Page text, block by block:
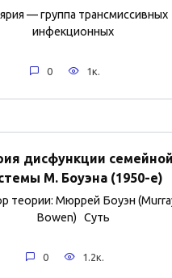
— группа трансмиссивных
инфекционных
0 1к.
дисфункции семейной
М. Боуэна (1950-е)
теории: Мюррей Боуэн
Bowen) Суть
0 1.2к.